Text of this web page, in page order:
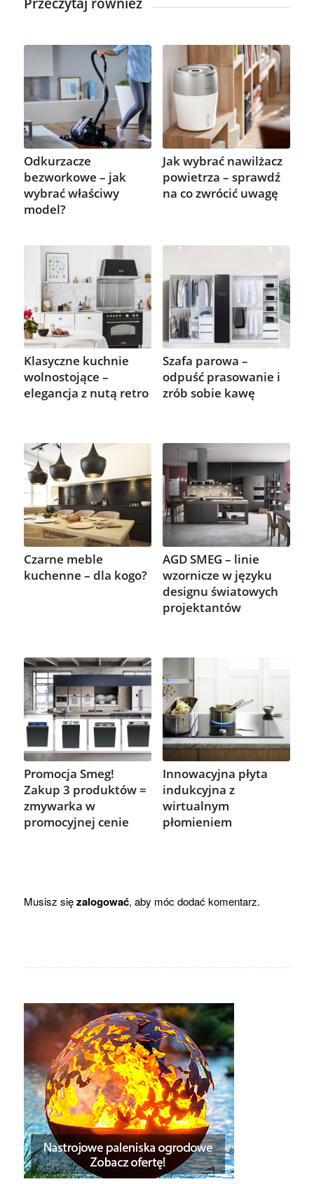
Przeczytaj również
Odkurzacze
bezworkowe – jak
wybrać właściwy
model?
Jak wybrać nawilżacz
powietrza – sprawdź
na co zwrócić uwagę
Klasyczne kuchnie
wolnostojące –
elegancja z nutą retro
Szafa parowa –
odpuść prasowanie i
zrób sobie kawę
Czarne meble
kuchenne – dla kogo?
AGD SMEG – linie
wzornicze w języku
designu światowych
projektantów
Promocja Smeg!
Zakup 3 produktów =
zmywarka w
promocyjnej cenie
Innowacyjna płyta
indukcyjna z
wirtualnym
płomieniem
Musisz sięzalogować, aby móc dodać komentarz.